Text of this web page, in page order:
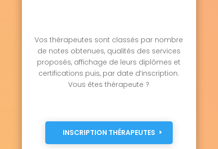
Vos thérapeutes sont classés par nombre
de notes obtenues, qualités des services
proposés, affichage de leurs diplômes et
certifications puis, par date d’inscription.
Vous êtes thérapeute ?
INSCRIPTION THÉRAPEUTES